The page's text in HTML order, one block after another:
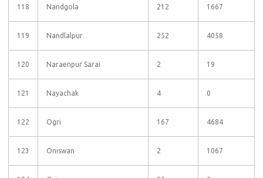
118 Nandgola 212 1667
119 Nandlalpur 252 4058
120 Naraenpur Sarai 2 19
121 Nayachak 4 0
122 Ogri 167 4684
123 Oniswan 2 1067